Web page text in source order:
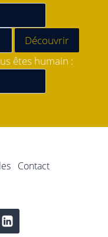
êtes humain :
Contact